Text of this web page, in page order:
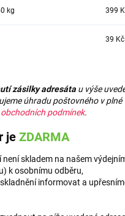
kg 399
39 Kč
zásilky adresáta u výše
úhradu poštovného v plné
obchodních podmínek.
je ZDARMA
není skladem na našem
k osobnímu odběru,
informovat a